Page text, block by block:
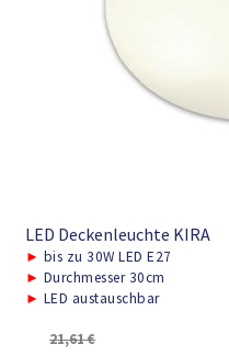
LED Deckenleuchte KIRA
► bis zu 30W LED E27
► Durchmesser 30cm
► LED austauschbar
21,61€